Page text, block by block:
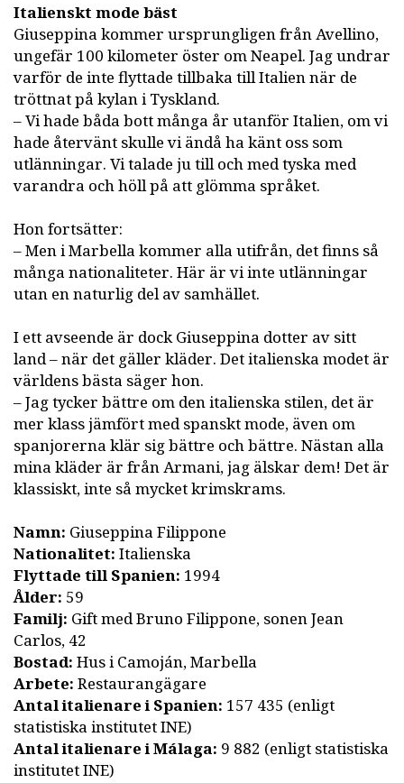
Italienskt mode bäst
Giuseppina kommer ursprungligen från Avellino,
ungefär 100 kilometer öster om Neapel. Jag undrar
varför de inte flyttade tillbaka till Italien när de
tröttnat på kylan i Tyskland.
– Vi hade båda bott många år utanför Italien, om vi
hade återvänt skulle vi ändå ha känt oss som
utlänningar. Vi talade ju till och med tyska med
varandra och höll på att glömma språket.
Hon fortsätter:
– Men i Marbella kommer alla utifrån, det finns så
många nationaliteter. Här är vi inte utlänningar
utan en naturlig del av samhället.
I ett avseende är dock Giuseppina dotter av sitt
land – när det gäller kläder. Det italienska modet är
världens bästa säger hon.
– Jag tycker bättre om den italienska stilen, det är
mer klass jämfört med spanskt mode, även om
spanjorerna klär sig bättre och bättre. Nästan alla
mina kläder är från Armani, jag älskar dem! Det är
klassiskt, inte så mycket krimskrams.
Namn: Giuseppina Filippone
Nationalitet: Italienska
Flyttade till Spanien: 1994
Ålder: 59
Familj: Gift med Bruno Filippone, sonen Jean
Carlos, 42
Bostad: Hus i Camoján, Marbella
Arbete: Restaurangägare
Antal italienare i Spanien: 157 435 (enligt
statistiska institutet INE)
Antal italienare i Málaga: 9 882 (enligt statistiska
institutet INE)